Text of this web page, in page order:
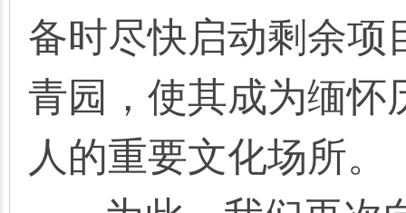
备时尽快启动剩余项
青园，使其成为缅怀
人的重要文化场所。